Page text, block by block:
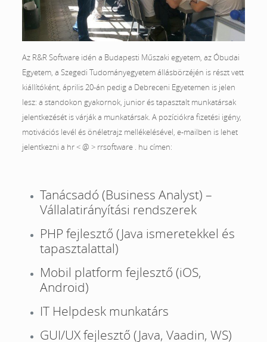
Az R&R Software idén a Budapesti Műszaki egyetem, az Óbudai
Egyetem, a Szegedi Tudományegyetem állásbörzéjén is részt vett
kiállítóként, április 20-án pedig a Debreceni Egyetemen is jelen
lesz: a standokon gyakornok, junior és tapasztalt munkatársak
jelentkezését is várják a munkatársak. A pozíciókra fizetési igény,
motivációs levél és önéletrajz mellékelésével, e-mailben is lehet
jelentkezni a hr < @ > rrsoftware . hu címen:
Tanácsadó (Business Analyst) –
Vállalatirányítási rendszerek
PHP fejlesztő (Java ismeretekkel és
tapasztalattal)
Mobil platform fejlesztő (iOS,
Android)
IT Helpdesk munkatárs
GUI/UX fejlesztő (Java, Vaadin, WS)